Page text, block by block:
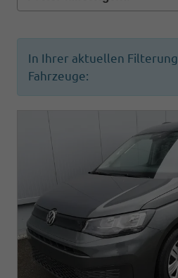
In Ihrer aktuellen
Fahrzeuge: